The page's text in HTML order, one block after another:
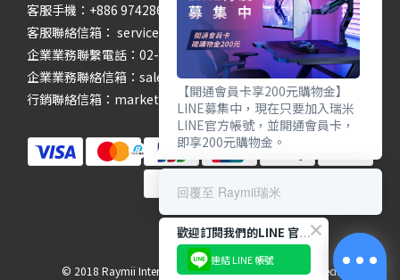
客服手機：+886 974286654
客服聯絡信箱： service@raymii.com
企業業務聯繫電話：02-22755699 #302
企業業務聯絡信箱：sales@raymii.com
行銷聯絡信箱：marketing@raymii.com
© 2018 Raymii International Limited. All Rights Reserved.
【開通會員卡享200元購物金】
LINE募集中，現在只要加入瑞米
LINE官方帳號，並開通會員卡，
即享200元購物金。
回覆至 Raymii瑞米
歡迎訂閱我們的LINE 官方帳號
連結 LINE 帳號